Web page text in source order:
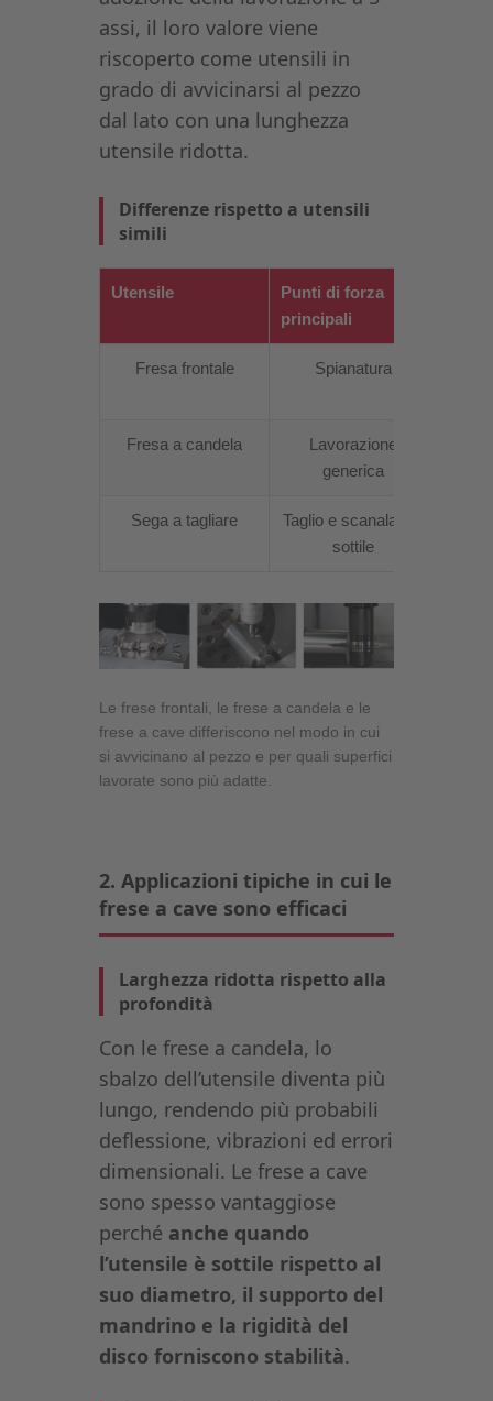
assi, il loro valore viene
riscoperto come utensili in
grado di avvicinarsi al pezzo
dal lato con una lunghezza
utensile ridotta.
Differenze rispetto a utensili
simili
Utensile
Punti di forza
principali
Fresa frontale Spianatura
Fresa a candela
Lavorazione
generica
Sega a tagliare
Taglio e scanalatura
sottile
Le frese frontali, le frese a candela e le
frese a cave differiscono nel modo in cui
si avvicinano al pezzo e per quali superfici
lavorate sono più adatte.
2. Applicazioni tipiche in cui le
frese a cave sono efficaci
Larghezza ridotta rispetto alla
profondità
Con le frese a candela, lo
sbalzo dell’utensile diventa più
lungo, rendendo più probabili
deflessione, vibrazioni ed errori
dimensionali. Le frese a cave
sono spesso vantaggiose
perché anche quando
l’utensile è sottile rispetto al
suo diametro, il supporto del
mandrino e la rigidità del
disco forniscono stabilità.